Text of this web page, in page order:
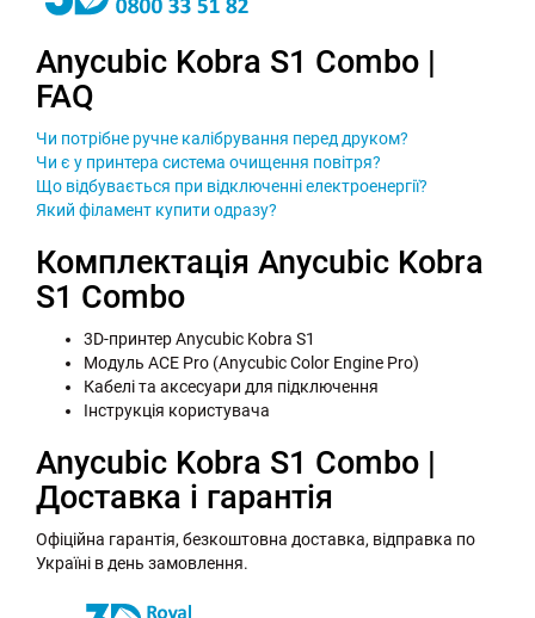
Anycubic Kobra S1 Combo |
FAQ
Чи потрібне ручне калібрування перед друком?
Чи є у принтера система очищення повітря?
Що відбувається при відключенні електроенергії?
Який філамент купити одразу?
Комплектація Anycubic Kobra
S1 Combo
3D-принтер Anycubic Kobra S1
Модуль ACE Pro (Anycubic Color Engine Pro)
Кабелі та аксесуари для підключення
Інструкція користувача
Anycubic Kobra S1 Combo |
Доставка і гарантія
Офіційна гарантія, безкоштовна доставка, відправка по
Україні в день замовлення.